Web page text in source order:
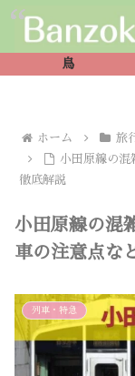
鳥
ホーム 旅
小田原線の混
徹底解説
小田原線の混
車の注意点な
列車・特急